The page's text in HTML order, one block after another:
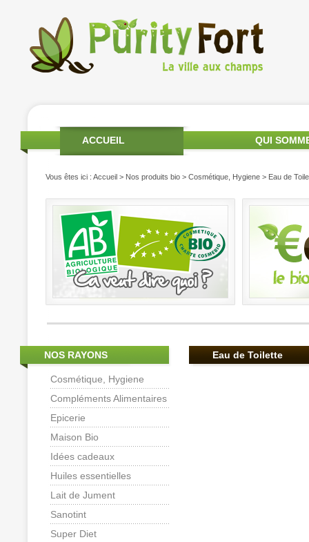
ACCUEIL QUI
MON COMPTE
Vous êtes ici : Accueil > Nos produits bio > Cosmétique, Hygiene > Eau de
NOS RAYONS
Cosmétique, Hygiene
Compléments Alimentaires
Epicerie
Maison Bio
Idées cadeaux
Huiles essentielles
Lait de Jument
Sanotint
Super Diet
Eau de Toilette